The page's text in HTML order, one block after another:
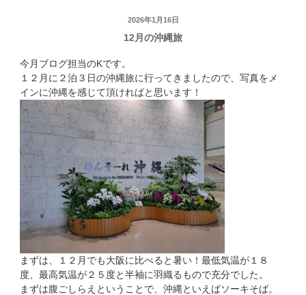
投
稿
2026年1月16日
12月の沖縄旅
今月ブログ担当のKです。
１２月に２泊３日の沖縄旅に行ってきましたので、写真をメ
インに沖縄を感じて頂ければと思います！
まずは、１２月でも大阪に比べると暑い！最低気温が１８
度、最高気温が２５度と半袖に羽織るもので充分でした。
まずは腹ごしらえということで、沖縄といえばソーキそば。